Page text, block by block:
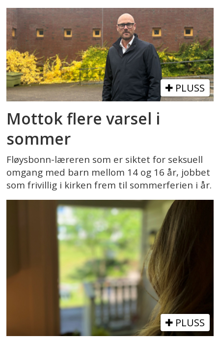
PLUSS
Mottok flere varsel i
sommer
Fløysbonn-læreren som er siktet for seksuell
omgang med barn mellom 14 og 16 år, jobbet
som frivillig i kirken frem til sommerferien i år.
PLUSS